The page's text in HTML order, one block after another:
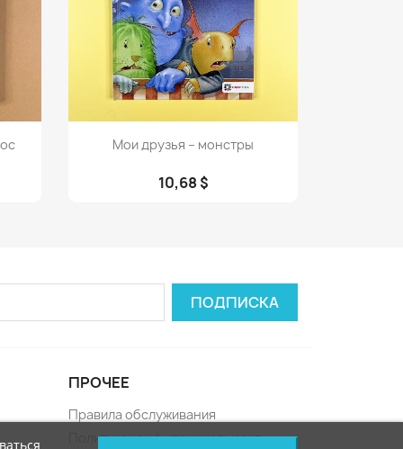
Просмотр
Мои друзья – монстры
10,68 $
ПРОЧЕЕ
Правила обслуживания
Политика конфиденциальности